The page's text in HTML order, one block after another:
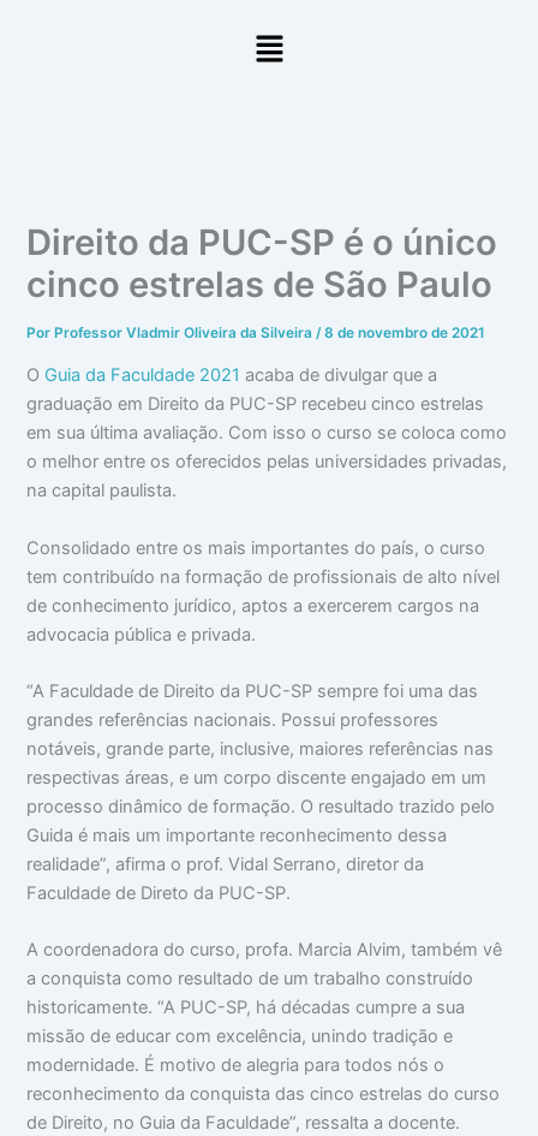
Menu
Direito da PUC-SP é o único
cinco estrelas de São Paulo
PorProfessor Vladmir Oliveira da Silveira /8 de novembro de 2021
O Guia da Faculdade 2021 acaba de divulgar que a
graduação em Direito da PUC-SP recebeu cinco estrelas
em sua última avaliação. Com isso o curso se coloca como
o melhor entre os oferecidos pelas universidades privadas,
na capital paulista.
Consolidado entre os mais importantes do país, o curso
tem contribuído na formação de profissionais de alto nível
de conhecimento jurídico, aptos a exercerem cargos na
advocacia pública e privada.
“A Faculdade de Direito da PUC-SP sempre foi uma das
grandes referências nacionais. Possui professores
notáveis, grande parte, inclusive, maiores referências nas
respectivas áreas, e um corpo discente engajado em um
processo dinâmico de formação. O resultado trazido pelo
Guida é mais um importante reconhecimento dessa
realidade”, afirma o prof. Vidal Serrano, diretor da
Faculdade de Direto da PUC-SP.
A coordenadora do curso, profa. Marcia Alvim, também vê
a conquista como resultado de um trabalho construído
historicamente. “A PUC-SP, há décadas cumpre a sua
missão de educar com excelência, unindo tradição e
modernidade. É motivo de alegria para todos nós o
reconhecimento da conquista das cinco estrelas do curso
de Direito, no Guia da Faculdade”, ressalta a docente.